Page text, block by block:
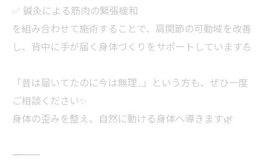
✅ 鍼灸による筋肉の緊張緩和
を組み合わせて施術することで、肩関節の可動域を改善
し、背中に手が届く身体づくりをサポートしています💪
「昔は届いてたのに今は無理…」という方も、ぜひ一度
ご相談ください✨
身体の歪みを整え、自然に動ける身体へ導きます🌿
――――――――――